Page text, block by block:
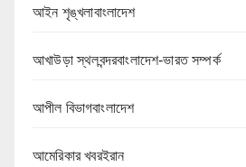
আইন শৃঙ্খলাবাংলাদেশ
আখাউড়া স্থলবন্দরবাংলাদেশ-ভারত সম্পর্ক
আপীল বিভাগবাংলাদেশ
আমেরিকার খবরইরান